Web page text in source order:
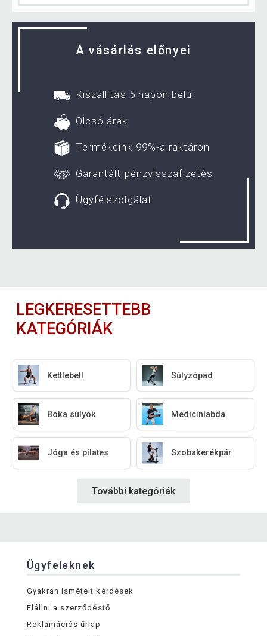
A vásárlás előnyei
Kiszállítás 5 napon belül
Olcsó árak
Termékeink 99%-a raktáron
Garantált pénzvisszafizetés
Ügyfélszolgálat
LEGKERESETTEBB
KATEGÓRIÁK
Kettlebell Súlyzópad
Boka súlyok Medicinlabda
Jóga és pilates Szobakerékpár
További kategóriák
Ügyfeleknek
Gyakran ismételt kérdések
Elállni a szerződéstő
Reklamációs űrlap